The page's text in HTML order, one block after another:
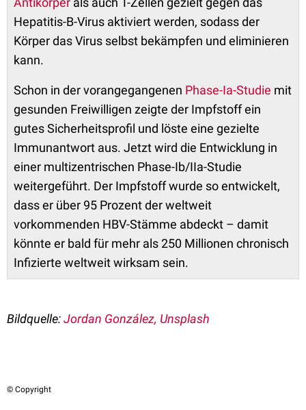
Hepatitis-B-Virus aktiviert werden, sodass der
Körper das Virus selbst bekämpfen und eliminieren
kann.
Schon in der vorangegangenen Phase-Ia-Studie mit
gesunden Freiwilligen zeigte der Impfstoff ein
gutes Sicherheitsprofil und löste eine gezielte
Immunantwort aus. Jetzt wird die Entwicklung in
einer multizentrischen Phase-Ib/IIa-Studie
weitergeführt. Der Impfstoff wurde so entwickelt,
dass er über 95 Prozent der weltweit
vorkommenden HBV-Stämme abdeckt – damit
könnte er bald für mehr als 250 Millionen chronisch
Infizierte weltweit wirksam sein.
Bildquelle:Jordan González, Unsplash
© Copyright